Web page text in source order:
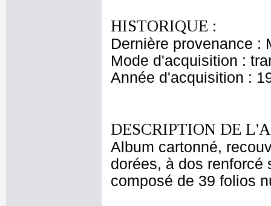
HISTORIQUE :
Dernière provenance :
Mode d'acquisition :
Année d'acquisition :
DESCRIPTION DE
Album cartonné,
dorées, à dos renforcé
composé de 39 folios